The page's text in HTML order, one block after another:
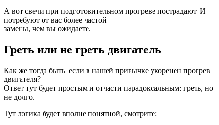
А вот свечи при подготовительном прогреве пострадают. И
потребуют от вас более частой
замены, чем вы ожидаете.
Греть или не греть двигатель
Как же тогда быть, если в нашей привычке укоренен прогрев
двигателя?
Ответ тут будет простым и отчасти парадоксальным: греть, но
не долго.
Тут логика будет вполне понятной, смотрите: